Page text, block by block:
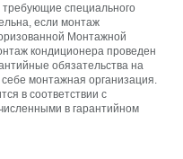
специального
если монтаж
Монтажной
кондиционера проведен
обязательства на
монтажная организация.
в соответствии с
в гарантийном